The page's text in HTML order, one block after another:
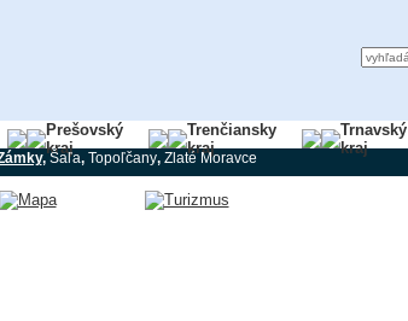
Prešovský
kraj
Trenčiansky
kraj
Trnavský
kraj
,Šaľa, Topoľčany, Zlaté Moravce